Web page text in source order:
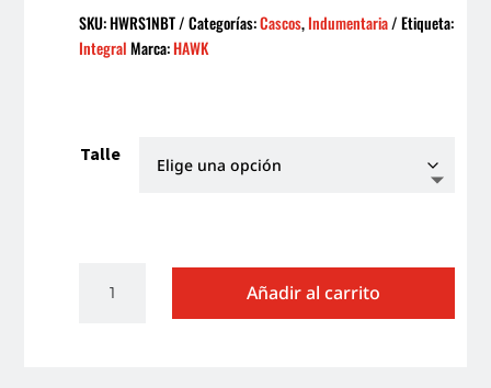
SKU:HWRS1NBT Categorías:Cascos,Indumentaria Etiqueta:
Integral Marca:HAWK
Talle
INTEGRAL
Añadir al carrito